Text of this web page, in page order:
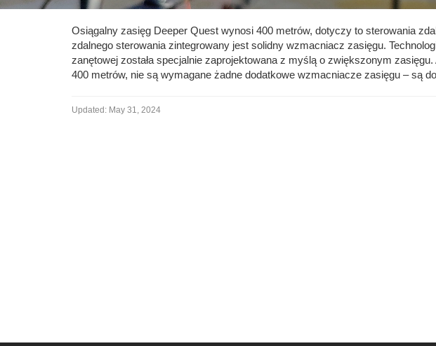
Osiągalny zasięg Deeper Quest wynosi 400 metrów, dotyczy to sterowania
zdalnego sterowania zintegrowany jest solidny wzmacniacz zasięgu.
zanętowej została specjalnie zaprojektowana z myślą o zwiększonym
400 metrów, nie są wymagane żadne dodatkowe wzmacniacze zasięgu – są
Updated: May 31, 2024